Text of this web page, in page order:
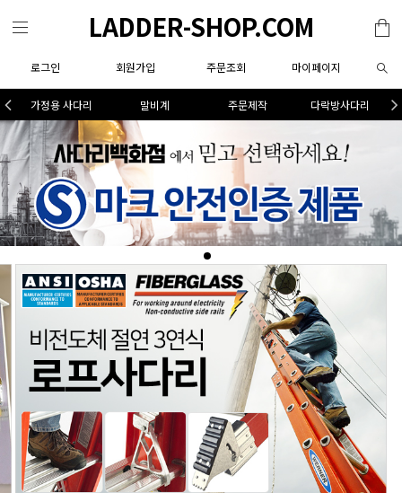
LADDER-SHOP.COM
로그인 회원가입 주문조회 마이페이지
가정용 사다리 말비계 주문제작 다락방사다리